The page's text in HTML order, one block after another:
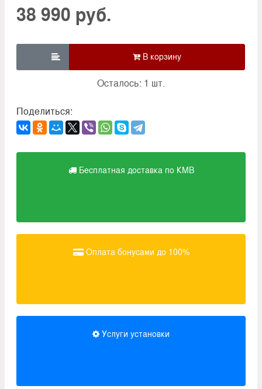
38 990 руб.

Осталось: 1 шт.
Поделиться:
Бесплатная доставка по КМВ
Оплата бонусами до 100%
Услуги установки